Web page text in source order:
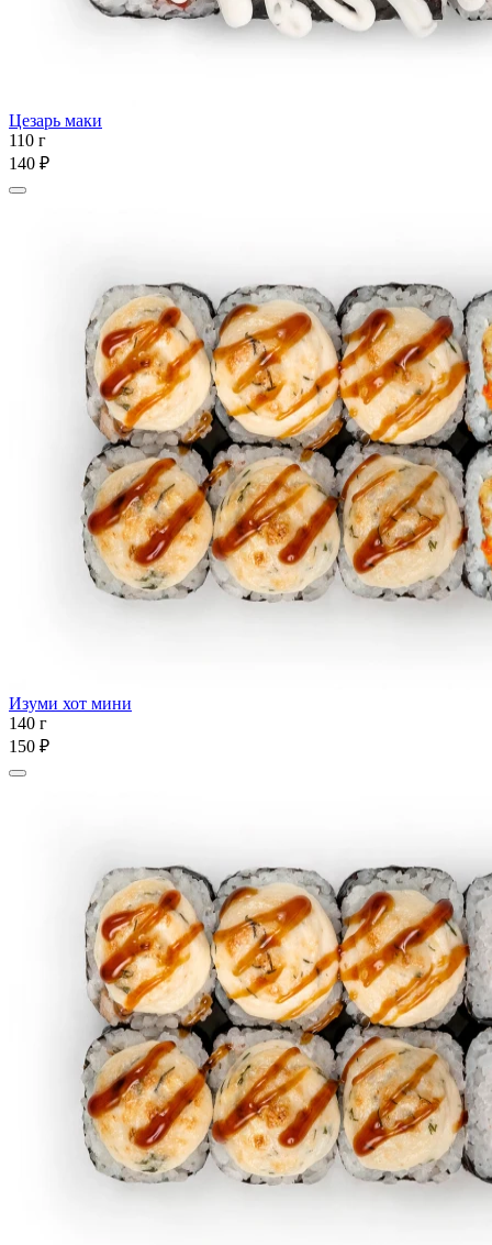
Цезарь маки
110 г
140 ₽
Изуми хот мини
140 г
150 ₽